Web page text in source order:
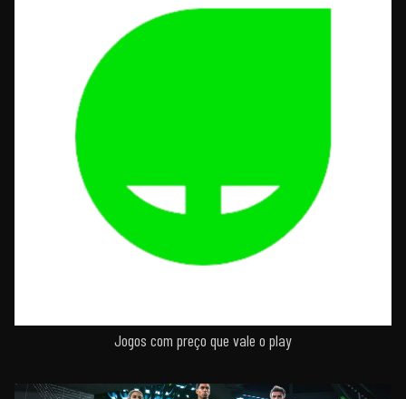
Jogos com preço que vale o play